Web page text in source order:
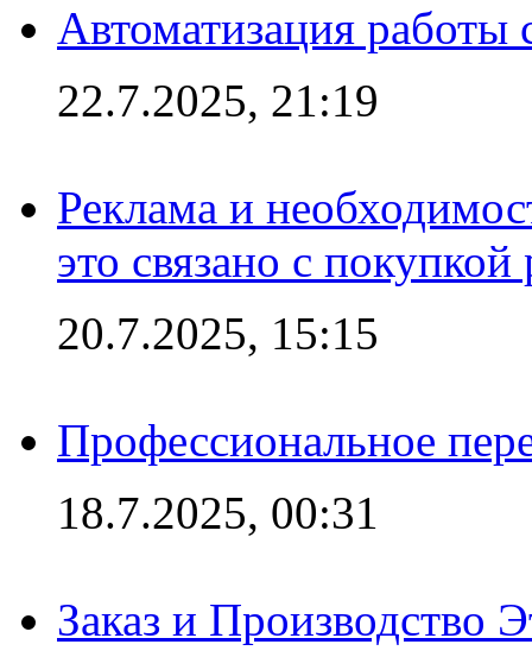
Автоматизация работы
22.7.2025, 21:19
Реклама и
это связано с покупкой
20.7.2025, 15:15
Профессиональное
18.7.2025, 00:31
Заказ и Производство